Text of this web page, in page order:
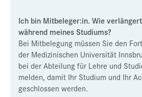
Ich bin Mitbeleger:in. Wie
während meines Studiums?
Bei Mitbelegung müssen Sie den
der Medizinischen Universität
bei der Abteilung für Lehre und
melden, damit Ihr Studium und Ihr
geschlossen werden.